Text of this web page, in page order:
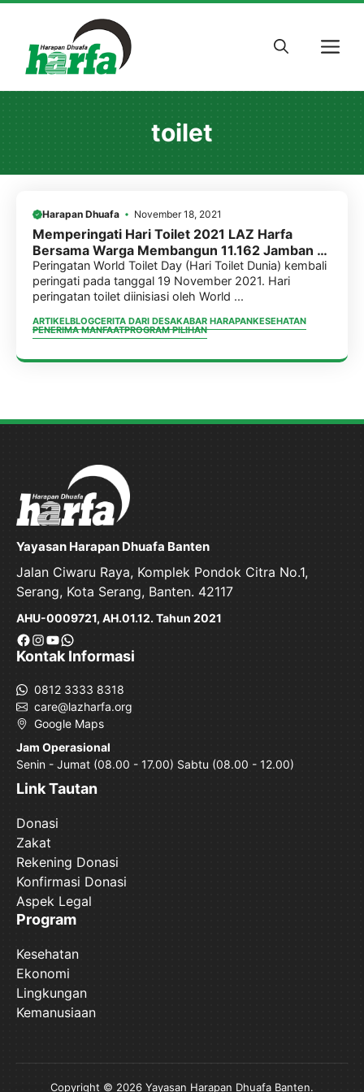
content
toilet
Harapan Dhuafa November 18, 2021
Memperingati Hari Toilet 2021 LAZ Harfa
Bersama Warga Membangun 11.162 Jamban di
Banten
Peringatan World Toilet Day (Hari Toilet Dunia) kembali
peringati pada tanggal 19 November 2021. Hari
peringatan toilet diinisiasi oleh World ...
ARTIKELBLOGCERITA DARI DESAKABAR HARAPANKESEHATAN
PENERIMA MANFAATPROGRAM PILIHAN
Yayasan Harapan Dhuafa Banten
Jalan Ciwaru Raya, Komplek Pondok Citra No.1,
Serang, Kota Serang, Banten. 42117
AHU-0009721, AH.01.12. Tahun 2021
Facebook
Instagram
YouTube
WhatsApp
Kontak Informasi
0812 3333 8318
care@lazharfa.org
Google Maps
Jam Operasional
Senin - Jumat (08.00 - 17.00) Sabtu (08.00 - 12.00)
Link Tautan
Donasi
Zakat
Rekening Donasi
Konfirmasi Donasi
Aspek Legal
Program
Kesehatan
Ekonomi
Lingkungan
Kemanusiaan
Copyright © 2026 Yayasan Harapan Dhuafa Banten.